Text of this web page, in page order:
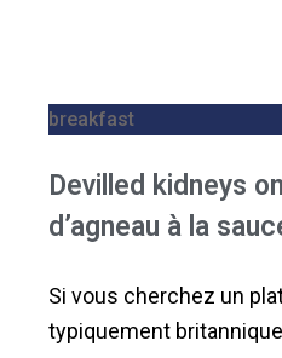
breakfast
Devilled kidneys
d’agneau à la
Si vous cherchez un
typiquement